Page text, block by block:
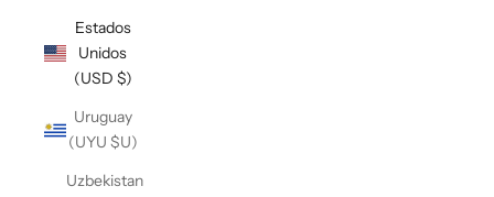
Estados
Unidos
(USD $)
Uruguay
(UYU $U)
Uzbekistan